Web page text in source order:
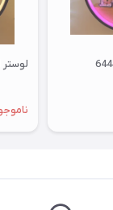
لوستر